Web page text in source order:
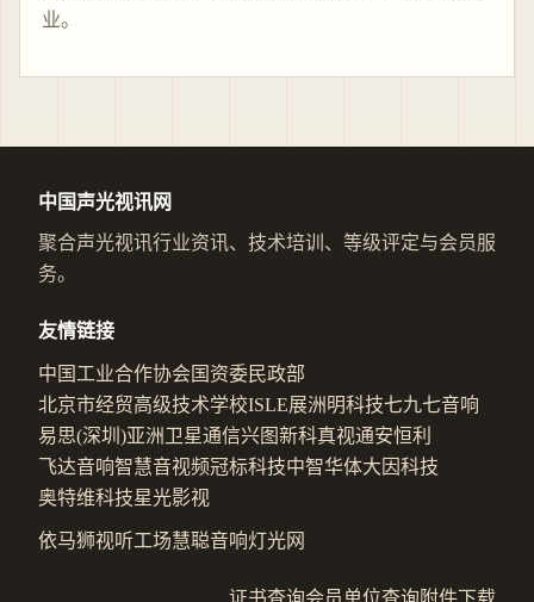
业。
中国声光视讯网
聚合声光视讯行业资讯、技术培训、等级评定与会员服
务。
友情链接
中国工业合作协会国资委民政部
北京市经贸高级技术学校ISLE展洲明科技七九七音响
易思(深圳)亚洲卫星通信兴图新科真视通安恒利
飞达音响智慧音视频冠标科技中智华体大因科技
奥特维科技星光影视
依马狮视听工场慧聪音响灯光网
证书查询会员单位查询 附件下载